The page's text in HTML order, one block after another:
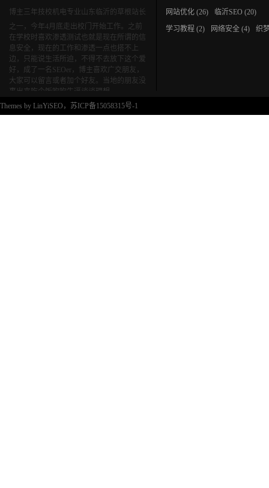
博主三年技校机电专业山东临沂的草根站长
之一，今年4月底走出校门开始工作。之前
在学校时喜欢渗透测试也就是现在所谓的信
息安全，现在的工作和渗透一点也搭不上
边，只能说生活所迫，不得不去放下这个爱
好，成了一名SEOer，博主喜欢广交朋友，
大家可以留言或者加个好友。当地的朋友没
事出来吃个饭吹吹牛逼谈谈理想。
网站优化 (26) 临沂SEO (20)
学习教程 (2) 网络安全 (4) 织
Themes by LinYiSEO ，苏ICP备15058315号-1